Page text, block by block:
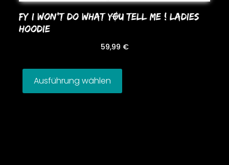
FY I WoN’T Do WHAT YOU TELL ME ! LADIES
HooDIE
59,99 €
Ausführung wählen